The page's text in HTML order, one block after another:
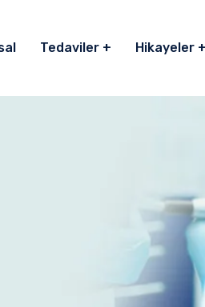
Tedaviler Hikayeler